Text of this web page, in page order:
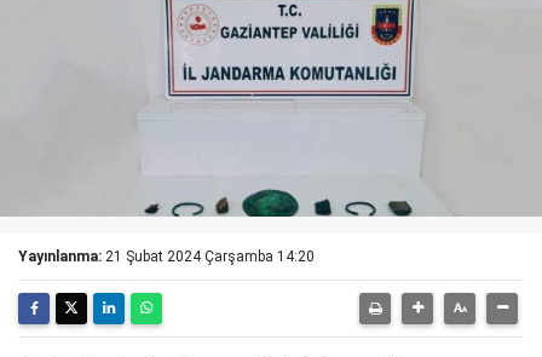
Yayınlanma: 21 Şubat 2024 Çarşamba 14:20